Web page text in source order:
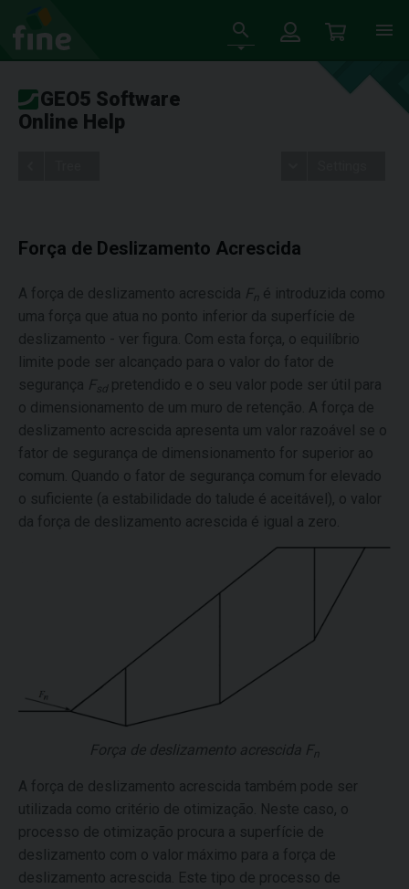
GEO5 Software
Online Help
Força de Deslizamento Acrescida
A força de deslizamento acrescida Fn
é introduzida como
uma força que atua no ponto inferior da superfície de
deslizamento - ver figura. Com esta força, o equilíbrio
limite pode ser alcançado para o valor do fator de
segurança F sdpretendido e o seu valor pode ser útil para
o dimensionamento de um muro de retenção. A força de
deslizamento acrescida apresenta um valor razoável se o
fator de segurança de dimensionamento for superior ao
comum. Quando o fator de segurança comum for elevado
o suficiente (a estabilidade do talude é aceitável), o valor
da força de deslizamento acrescida é igual a zero.
Força de deslizamento acrescida Fn
A força de deslizamento acrescida também pode ser
utilizada como critério de otimização. Neste caso, o
processo de otimização procura a superfície de
deslizamento com o valor máximo para a força de
deslizamento acrescida. Este tipo de processo de